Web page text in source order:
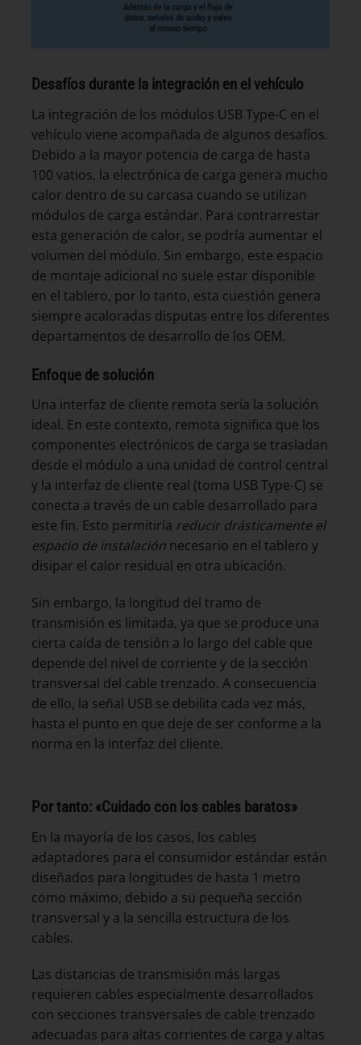
Desafíos durante la integración en el vehículo
La integración de los módulos USB Type-C en el
vehículo viene acompañada de algunos desafíos.
Debido a la mayor potencia de carga de hasta
100 vatios, la electrónica de carga genera mucho
calor dentro de su carcasa cuando se utilizan
módulos de carga estándar. Para contrarrestar
esta generación de calor, se podría aumentar el
volumen del módulo. Sin embargo, este espacio
de montaje adicional no suele estar disponible
en el tablero, por lo tanto, esta cuestión genera
siempre acaloradas disputas entre los diferentes
departamentos de desarrollo de los OEM.
Enfoque de solución
Una interfaz de cliente remota sería la solución
ideal. En este contexto, remota significa que los
componentes electrónicos de carga se trasladan
desde el módulo a una unidad de control central
y la interfaz de cliente real (toma USB Type-C) se
conecta a través de un cable desarrollado para
este fin. Esto permitiría reducir drásticamente el
espacio de instalación necesario en el tablero y
disipar el calor residual en otra ubicación.
Sin embargo, la longitud del tramo de
transmisión es limitada, ya que se produce una
cierta caída de tensión a lo largo del cable que
depende del nivel de corriente y de la sección
transversal del cable trenzado. A consecuencia
de ello, la señal USB se debilita cada vez más,
hasta el punto en que deje de ser conforme a la
norma en la interfaz del cliente.
Por tanto: «Cuidado con los cables baratos»
En la mayoría de los casos, los cables
adaptadores para el consumidor estándar están
diseñados para longitudes de hasta 1 metro
como máximo, debido a su pequeña sección
transversal y a la sencilla estructura de los
cables.
Las distancias de transmisión más largas
requieren cables especialmente desarrollados
con secciones transversales de cable trenzado
adecuadas para altas corrientes de carga y altas